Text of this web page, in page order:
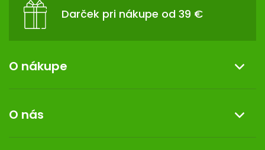
Darček pri nákupe od 39 €
O nákupe
Reklamácia a vrátenie tovaru
Doprava a platba
O nás